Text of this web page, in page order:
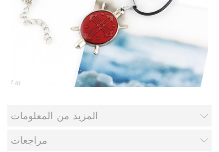
المزيد من المعلومات
مراجعات